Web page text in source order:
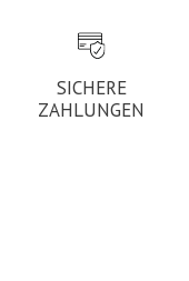
SICHERE
ZAHLUNGEN